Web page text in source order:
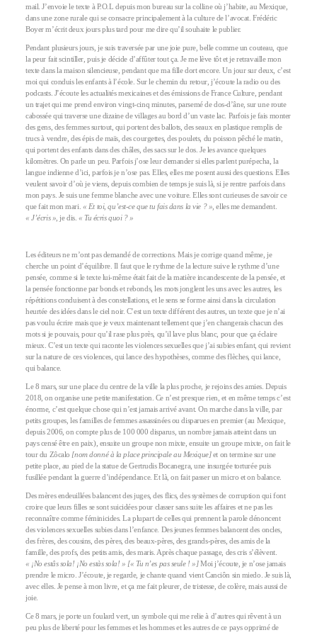
mail. J’envoie le texte à P.O.L depuis mon bureau sur la colline où j’habite, au Mexique,
dans une zone rurale qui se consacre principalement à la culture de l’avocat. Frédéric
Boyer m’écrit deux jours plus tard pour me dire qu’il souhaite le publier.
Pendant plusieurs jours, je suis traversée par une joie pure, belle comme un couteau, que
la peur fait scintiller, puis je décide d’affûter tout ça. Je me lève tôt et je retravaille mon
texte dans la maison silencieuse, pendant que ma fille dort encore. Un jour sur deux, c’est
moi qui conduis les enfants à l’école. Sur le chemin du retour, j’écoute la radio ou des
podcasts. J’écoute les actualités mexicaines et des émissions de France Culture, pendant
un trajet qui me prend environ vingt-cinq minutes, parsemé de dos-d’âne, sur une route
cabossée qui traverse une dizaine de villages au bord d’un vaste lac. Parfois je fais monter
des gens, des femmes surtout, qui portent des ballots, des seaux en plastique remplis de
trucs à vendre, des épis de maïs, des courgettes, des poulets, du poisson pêché le matin,
qui portent des enfants dans des châles, des sacs sur le dos. Je les avance quelques
kilomètres. On parle un peu. Parfois j’ose leur demander si elles parlent purépecha, la
langue indienne d’ici, parfois je n’ose pas. Elles, elles me posent aussi des questions. Elles
veulent savoir d’où je viens, depuis combien de temps je suis là, si je rentre parfois dans
mon pays. Je suis une femme blanche avec une voiture. Elles sont curieuses de savoir ce
que fait mon mari. « Et toi, qu’est-ce que tu fais dans la vie ? » , elles me demandent.
« J’écris » , je dis. « Tu écris quoi ? »
Les éditeurs ne m’ont pas demandé de corrections. Mais je corrige quand même, je
cherche un point d’équilibre. Il faut que le rythme de la lecture suive le rythme d’une
pensée, comme si le texte lui-même était fait de la matière incandescente de la pensée, et
la pensée fonctionne par bonds et rebonds, les mots jonglent les uns avec les autres, les
répétitions conduisent à des constellations, et le sens se forme ainsi dans la circulation
heurtée des idées dans le ciel noir. C’est un texte différent des autres, un texte que je n’ai
pas voulu écrire mais que je veux maintenant tellement que j’en changerais chacun des
mots si je pouvais, pour qu’il rase plus près, qu’il lave plus blanc, pour que ça éclaire
mieux. C’est un texte qui raconte les violences sexuelles que j’ai subies enfant, qui revient
sur la nature de ces violences, qui lance des hypothèses, comme des flèches, qui lance,
qui balance.
Le 8 mars, sur une place du centre de la ville la plus proche, je rejoins des amies. Depuis
2018, on organise une petite manifestation. Ce n’est presque rien, et en même temps c’est
énorme, c’est quelque chose qui n’est jamais arrivé avant. On marche dans la ville, par
petits groupes, les familles de femmes assassinées ou disparues en premier (au Mexique,
depuis 2006, on compte plus de 100 000 disparus, un nombre jamais atteint dans un
pays censé être en paix), ensuite un groupe non mixte, ensuite un groupe mixte, on fait le
tour du Zôcalo [nom donné à la place principale au Mexique]et on termine sur une
petite place, au pied de la statue de Gertrudis Bocanegra, une insurgée torturée puis
fusillée pendant la guerre d’indépendance. Et là, on fait passer un micro et on balance.
Des mères endeuillées balancent des juges, des flics, des systèmes de corruption qui font
croire que leurs filles se sont suicidées pour classer sans suite les affaires et ne pas les
reconnaître comme féminicides. La plupart de celles qui prennent la parole dénoncent
des violences sexuelles subies dans l’enfance. Des jeunes femmes balancent des oncles,
des frères, des cousins, des pères, des beaux-pères, des grands-pères, des amis de la
famille, des profs, des petits amis, des maris. Après chaque passage, des cris s’élèvent.
« ¡No estâs sola! ¡No estàs sola! » [« Tu n’es pas seule ! »]Moi j’écoute, je n’ose jamais
prendre le micro. J’écoute, je regarde, je chante quand vient Canciôn sin miedo. Je suis là,
avec elles. Je pense à mon livre, et ça me fait pleurer, de tristesse, de colère, mais aussi de
joie.
Ce 8 mars, je porte un foulard vert, un symbole qui me relie à d’autres qui rêvent à un
peu plus de liberté pour les femmes et les hommes et les autres de ce pays opprimé de